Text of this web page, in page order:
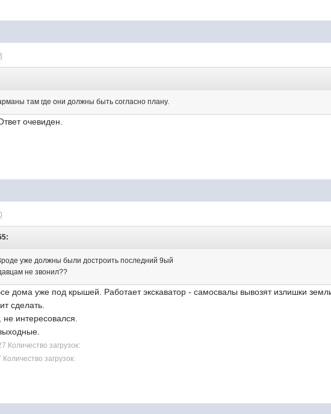
там где они должны быть согласно плану.
очевиден.
уже должны были достроить последний 9ый
не звонил??
дома уже под крышей. Работает экскаватор - самосвалы вывозят излишки
сделать.
не интересовался.
Количество загрузок:
Количество загрузок: